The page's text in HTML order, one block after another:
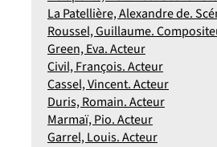
La Patellière, Alexandre de.
Roussel, Guillaume.
Green, Eva. Acteur
Civil, François. Acteur
Cassel, Vincent. Acteur
Duris, Romain. Acteur
Marmaï, Pio. Acteur
Garrel, Louis. Acteur